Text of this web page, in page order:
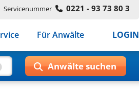
Servicenummer 0221 - 93 73 80 3
Für Anwälte LOGIN